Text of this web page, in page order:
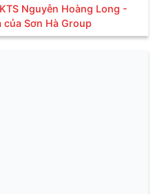
Nguyễn Hoàng Long -
Sơn Hà Group